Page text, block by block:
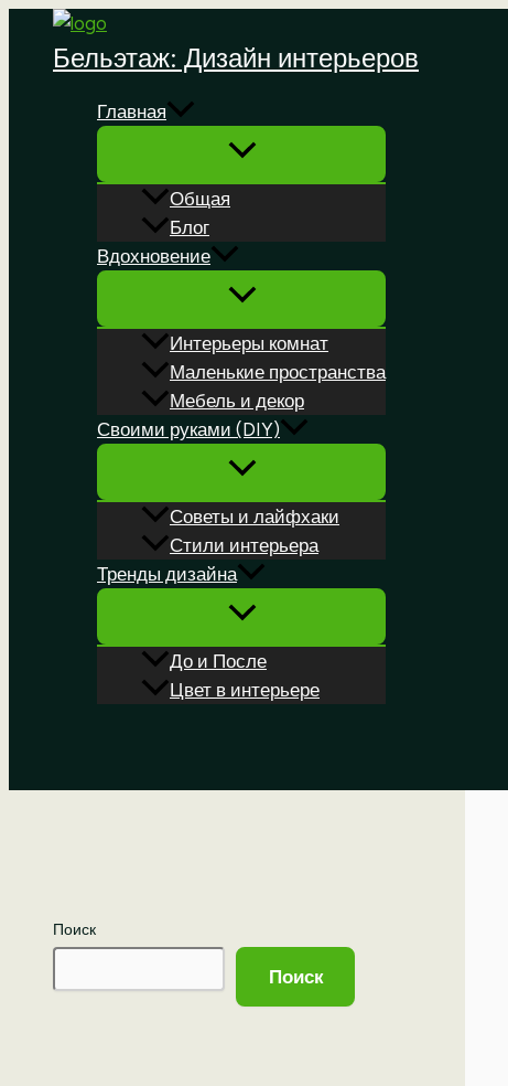
Перейти
Бельэтаж: Дизайн интерьеров
Главная
Общая
Блог
Вдохновение
Интерьеры комнат
Маленькие пространства
Мебель и декор
Своими руками (DIY)
Советы и лайфхаки
Стили интерьера
Тренды дизайна
До и После
Цвет в интерьере
Поиск
Поиск